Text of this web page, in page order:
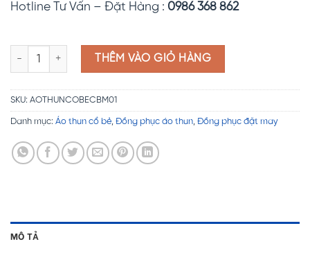
Hotline Tư Vấn – Đặt Hàng : 0986 368 862
Đồng phục áo thun cổ trụ CBM01 số lượng
THÊM VÀO GIỎ HÀNG
SKU: AOTHUNCOBECBM01
Danh mục: Áo thun cổ bẻ, Đồng phục áo thun, Đồng phục đặt may
MÔ TẢ